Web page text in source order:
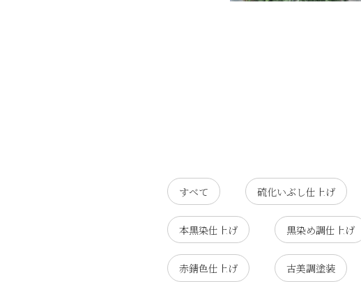
すべて 硫化いぶし仕上げ
本黒染仕上げ 黒染め調仕上げ
赤錆色仕上げ 古美調塗装